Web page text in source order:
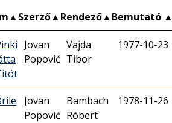
▲Szerző▲Rendező▲Bemutató
Jovan
Popović
Vajda
Tibor
1977-10-23
Jovan
Popović
Bambach
Róbert
1978-11-26